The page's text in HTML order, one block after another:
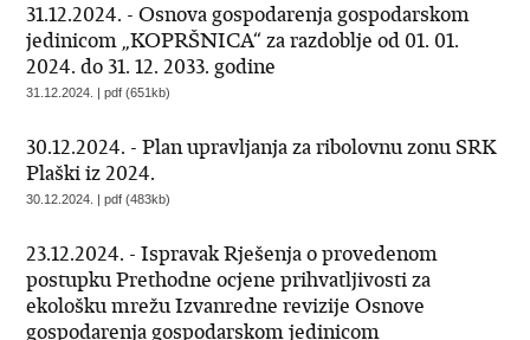
31.12.2024. - Osnova gospodarenja gospodarskom
jedinicom „KOPRŠNICA“ za razdoblje od 01. 01.
2024. do 31. 12. 2033. godine
31.12.2024. | pdf (651kb)
30.12.2024. - Plan upravljanja za ribolovnu zonu SRK
Plaški iz 2024.
30.12.2024. | pdf (483kb)
23.12.2024. - Ispravak Rješenja o provedenom
postupku Prethodne ocjene prihvatljivosti za
ekološku mrežu Izvanredne revizije Osnove
gospodarenja gospodarskom jedinicom